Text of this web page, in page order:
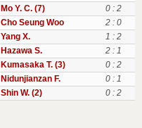
Mo Y. C. (7)
0 : 2
Cho Seung Woo
2 : 0
Yang X.
1 : 2
Hazawa S.
2 : 1
Kumasaka T. (3)
0 : 2
Nidunjianzan F.
0 : 1
Shin W. (2) 0 : 2